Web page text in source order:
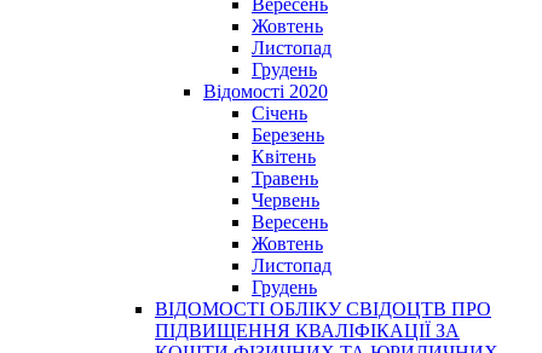
Вересень
Жовтень
Листопад
Грудень
Відомості 2020
Січень
Березень
Квітень
Травень
Червень
Вересень
Жовтень
Листопад
Грудень
ВІДОМОСТІ ОБЛІКУ СВІДОЦТВ ПРО
ПІДВИЩЕННЯ КВАЛІФІКАЦІЇ ЗА